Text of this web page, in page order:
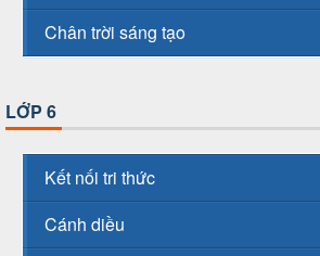
Chân trời sáng tạo
LỚP 6
Kết nối tri thức
Cánh diều